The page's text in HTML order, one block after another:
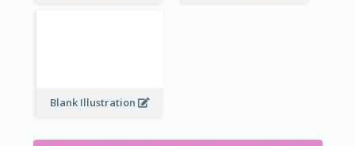
Blank Illustration